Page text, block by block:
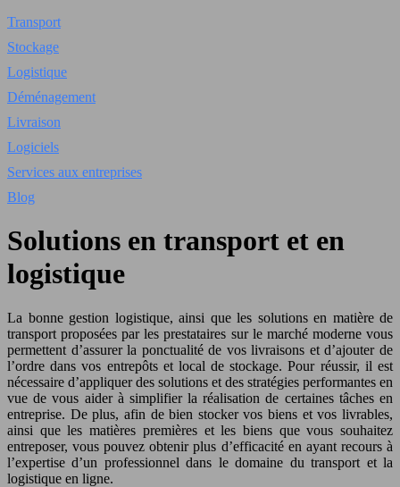
Transport
Stockage
Logistique
Déménagement
Livraison
Logiciels
Services aux entreprises
Blog
Solutions en transport et en
logistique
La bonne gestion logistique, ainsi que les solutions en matière de
transport proposées par les prestataires sur le marché moderne vous
permettent d’assurer la ponctualité de vos livraisons et d’ajouter de
l’ordre dans vos entrepôts et local de stockage. Pour réussir, il est
nécessaire d’appliquer des solutions et des stratégies performantes en
vue de vous aider à simplifier la réalisation de certaines tâches en
entreprise. De plus, afin de bien stocker vos biens et vos livrables,
ainsi que les matières premières et les biens que vous souhaitez
entreposer, vous pouvez obtenir plus d’efficacité en ayant recours à
l’expertise d’un professionnel dans le domaine du transport et la
logistique en ligne.